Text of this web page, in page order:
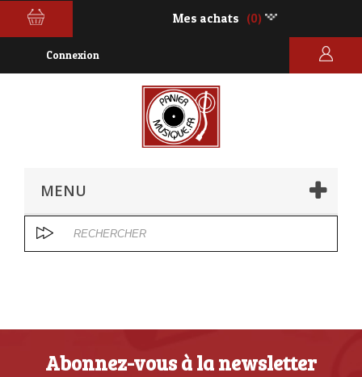
Mes achats (0)
Connexion
MENU
Abonnez-vous à la newsletter